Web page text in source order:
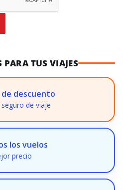
PARA TUS VIAJES
de descuento
de viaje
los vuelos
precio